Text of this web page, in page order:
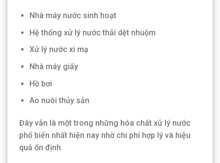
Nhà máy nước sinh hoạt
Hệ thống xử lý nước thải dệt nhuộm
Xử lý nước xi mạ
Nhà máy giấy
Hồ bơi
Ao nuôi thủy sản
Đây vẫn là một trong những hóa chất xử lý nước
phổ biến nhất hiện nay nhờ chi phí hợp lý và hiệu
quả ổn định.